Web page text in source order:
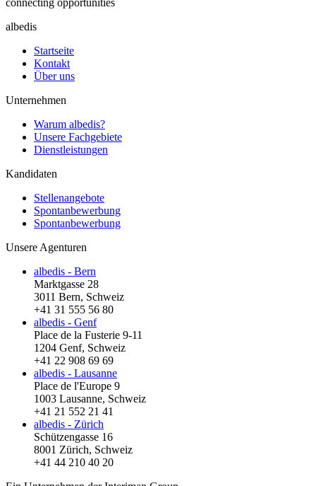
albedis
Startseite
Kontakt
Über uns
Unternehmen
Warum albedis?
Unsere Fachgebiete
Dienstleistungen
Kandidaten
Stellenangebote
Spontanbewerbung
Spontanbewerbung
Unsere Agenturen
albedis - Bern
Marktgasse 28
3011 Bern, Schweiz
+41 31 555 56 80
albedis - Genf
Place de la Fusterie 9-11
1204 Genf, Schweiz
+41 22 908 69 69
albedis - Lausanne
Place de l'Europe 9
1003 Lausanne, Schweiz
+41 21 552 21 41
albedis - Zürich
Schützengasse 16
8001 Zürich, Schweiz
+41 44 210 40 20